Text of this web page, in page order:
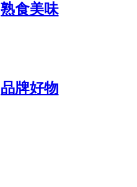
熟食美味
品牌好物